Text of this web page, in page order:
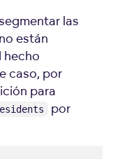
las
están
hecho
caso, por
para
por